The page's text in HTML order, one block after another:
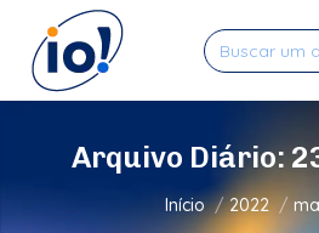
Search:
Arquivo Diário:
Você está aqui:
Início 2022